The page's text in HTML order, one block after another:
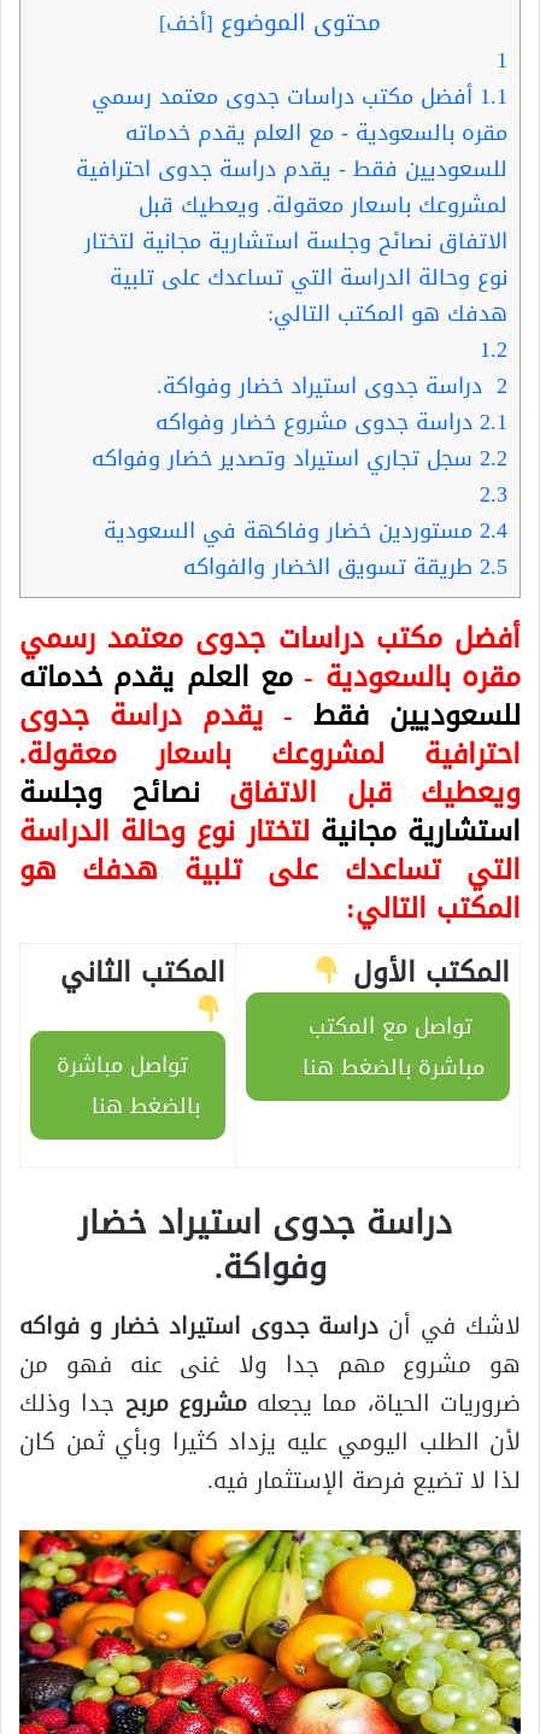
محتوى الموضوع [أخف]
1
1.1 أفضل مكتب دراسات جدوى معتمد رسمي
مقره بالسعودية - مع العلم يقدم خدماته
للسعوديين فقط - يقدم دراسة جدوى احترافية
لمشروعك باسعار معقولة. ويعطيك قبل
الاتفاق نصائح وجلسة استشارية مجانية لتختار
نوع وحالة الدراسة التي تساعدك على تلبية
هدفك هو المكتب التالي:
1.2
2 دراسة جدوى استيراد خضار وفواكة.
2.1دراسة جدوى مشروع خضار وفواكه
2.2 سجل تجاري استيراد وتصدير خضار وفواكه
2.3
2.4مستوردين خضار وفاكهة في السعودية
2.5 طريقة تسويق الخضار والفواكه
أفضل مكتب دراسات جدوى معتمد رسمي
مقره بالسعودية - مع العلم يقدم خدماته
للسعوديين فقط- يقدم دراسة جدوى
احترافية لمشروعك باسعار معقولة.
ويعطيك قبل الاتفاق نصائح وجلسة
استشارية مجانية لتختار نوع وحالة الدراسة
التي تساعدك على تلبية هدفك هو
المكتب التالي:
المكتب الأول
تواصل مع المكتب
مباشرة بالضغط هنا
المكتب الثاني
تواصل مباشرة
بالضغط هنا
دراسة جدوى استيراد خضار
وفواكة.
لاشك في أن دراسة جدوى استيراد خضار و فواكه
هو مشروع مهم جدا ولا غنى عنه فهو من
ضروريات الحياة، مما يجعلهمشروع مربح جدا وذلك
لأن الطلب اليومي عليه يزداد كثيرا وبأي ثمن كان
لذا لا تضيع فرصة الإستثمار فيه.